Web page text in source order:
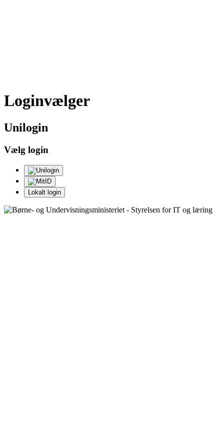
Loginvælger
Unilogin
Vælg login
Lokalt login